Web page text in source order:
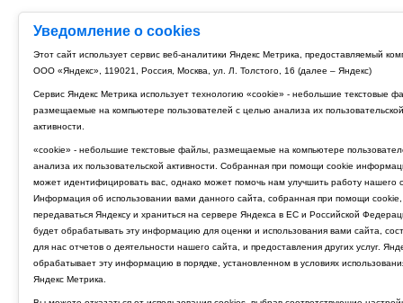
Уведомление о cookies
Этот сайт использует сервис веб-аналитики Яндекс Метрика, предоставляемый
ООО «Яндекс», 119021, Россия, Москва, ул. Л. Толстого, 16 (далее – Яндекс)
Сервис Яндекс Метрика использует технологию «cookie» - небольшие текстовые
размещаемые на компьютере пользователей с целью анализа их пользовательской
активности.
«cookie» - небольшие текстовые файлы, размещаемые на компьютере
анализа их пользовательской активности. Собранная при помощи cookie
может идентифицировать вас, однако может помочь нам улучшить работу нашего
Информация об использовании вами данного сайта, собранная при помощи cookie,
передаваться Яндексу и храниться на сервере Яндекса в ЕС и Российской
будет обрабатывать эту информацию для оценки и использования вами сайта,
для нас отчетов о деятельности нашего сайта, и предоставления других услуг.
обрабатывает эту информацию в порядке, установленном в условиях
Яндекс Метрика.